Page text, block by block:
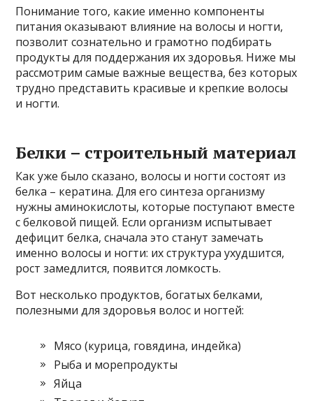
Понимание того, какие именно компоненты
питания оказывают влияние на волосы и ногти,
позволит сознательно и грамотно подбирать
продукты для поддержания их здоровья. Ниже мы
рассмотрим самые важные вещества, без которых
трудно представить красивые и крепкие волосы
и ногти.
Белки – строительный материал
Как уже было сказано, волосы и ногти состоят из
белка – кератина. Для его синтеза организму
нужны аминокислоты, которые поступают вместе
с белковой пищей. Если организм испытывает
дефицит белка, сначала это станут замечать
именно волосы и ногти: их структура ухудшится,
рост замедлится, появится ломкость.
Вот несколько продуктов, богатых белками,
полезными для здоровья волос и ногтей:
Мясо (курица, говядина, индейка)
Рыба и морепродукты
Яйца